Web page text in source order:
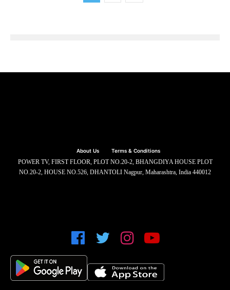
About Us Terms & Conditions
POWER TV, FIRST FLOOR, PLOT NO.20-2, BHANGDIYA HOUSE PLOT
NO.20-2, HOUSE NO.526, DHANTOLI Nagpur, Maharashtra, India 440012